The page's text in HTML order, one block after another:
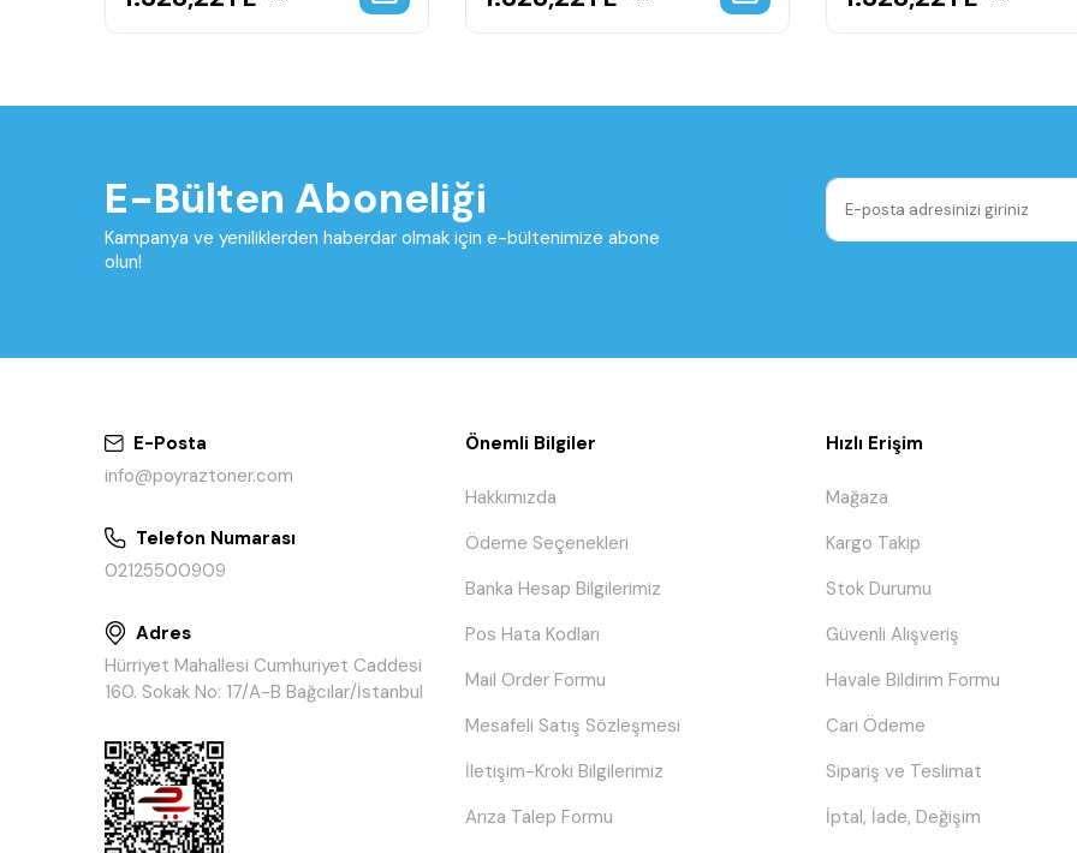
E-Bülten Aboneliği
Kampanya ve yeniliklerden haberdar olmak için e-bültenimize abone
olun!
E-Posta
info@poyraztoner.com
Telefon Numarası
02125500909
Adres
Hürriyet Mahallesi Cumhuriyet Caddesi
160. Sokak No: 17/A-B Bağcılar/İstanbul
Önemli Bilgiler
Hakkımızda
Ödeme Seçenekleri
Banka Hesap Bilgilerimiz
Pos Hata Kodları
Mail Order Formu
Mesafeli Satış Sözleşmesi
İletişim-Kroki Bilgilerimiz
Arıza Talep Formu
Hızlı Erişim
Mağaza
Kargo Takip
Stok Durumu
Güvenli Alışveriş
Havale Bildirim Formu
Cari Ödeme
Sipariş ve Teslimat
İptal, İade, Değişim